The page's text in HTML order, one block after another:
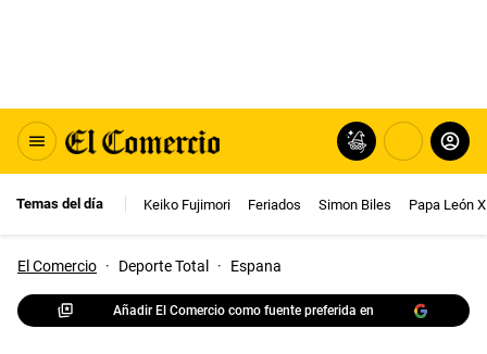
Temas del día Keiko Fujimori Feriados Simon Biles Papa León
El Comercio · Deporte Total · Espana
Añadir El Comercio como fuente preferida en